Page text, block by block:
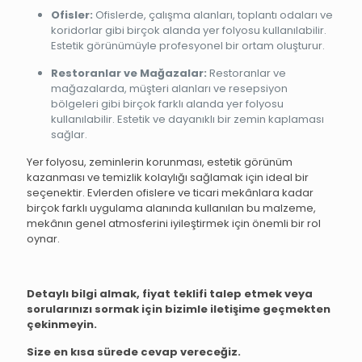
Ofisler: Ofislerde, çalışma alanları, toplantı odaları ve
koridorlar gibi birçok alanda yer folyosu kullanılabilir.
Estetik görünümüyle profesyonel bir ortam oluşturur.
Restoranlar ve Mağazalar: Restoranlar ve
mağazalarda, müşteri alanları ve resepsiyon
bölgeleri gibi birçok farklı alanda yer folyosu
kullanılabilir. Estetik ve dayanıklı bir zemin kaplaması
sağlar.
Yer folyosu, zeminlerin korunması, estetik görünüm
kazanması ve temizlik kolaylığı sağlamak için ideal bir
seçenektir. Evlerden ofislere ve ticari mekânlara kadar
birçok farklı uygulama alanında kullanılan bu malzeme,
mekânın genel atmosferini iyileştirmek için önemli bir rol
oynar.
Detaylı bilgi almak, fiyat teklifi talep etmek veya
sorularınızı sormak için bizimle iletişime geçmekten
çekinmeyin.
Size en kısa sürede cevap vereceğiz.